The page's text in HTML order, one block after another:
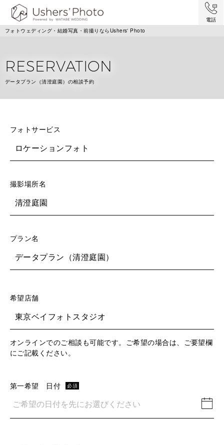
電話
フォトウェディング・結婚写真・前撮りならUshers' Photo
RESERVATION
データプラン（清澄庭園）の相談予約
フォトサービス
ロケーションフォト
撮影場所名
清澄庭園
プラン名
データプラン（清澄庭園）
希望店舗
東京ベイフォトスタジオ
オンラインでのご相談も可能です。ご希望の場合は、ご要望欄
にご記載ください。
第一希望 日付 必須